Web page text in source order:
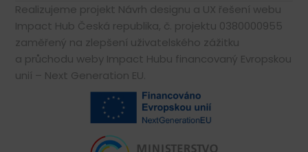
Realizujeme projekt Návrh designu a UX řešení webu
Impact Hub Česká republika, č. projektu 0380000955
zaměřený na zlepšení uživatelského zážitku
a průchodu weby Impact Hubu financovaný Evropskou
unií – Next Generation EU.